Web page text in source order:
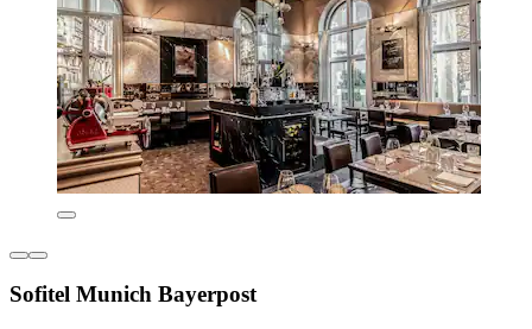
Sofitel Munich Bayerpost